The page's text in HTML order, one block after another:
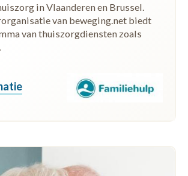
in Vlaanderen en Brussel.
van beweging.net biedt
van thuiszorgdiensten zoals